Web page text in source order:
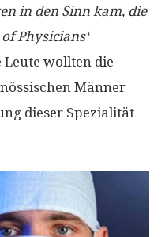
in den Sinn kam, die
Physicians‘
Leute wollten die
Männer
dieser Spezialität